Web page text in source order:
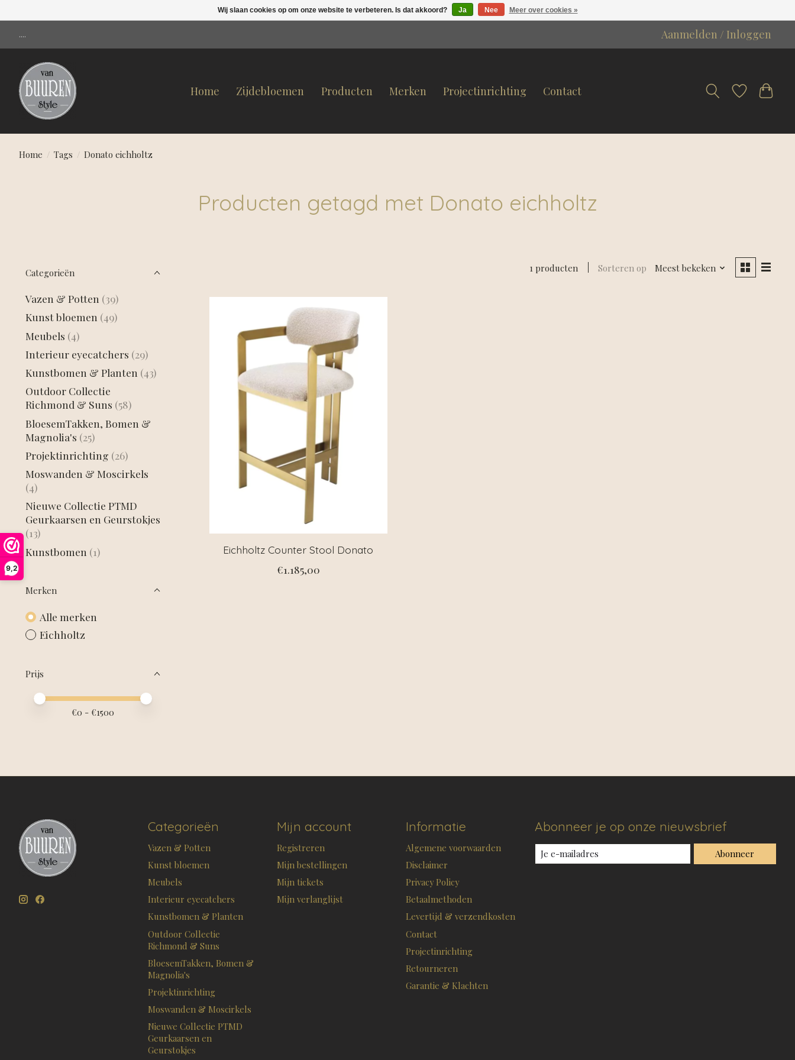
9,2
.... Aanmelden / Inloggen
Home Zijdebloemen Producten Merken Projectinrichting Contact
Home / Tags / Donato eichholtz
Producten getagd met Donato eichholtz
Categorieën
Vazen & Potten (39)
Kunst bloemen (49)
Meubels (4)
Interieur eyecatchers (29)
Kunstbomen & Planten (43)
Outdoor Collectie
Richmond & Suns (58)
BloesemTakken, Bomen &
Magnolia's (25)
Projektinrichting (26)
Moswanden & Moscirkels
(4)
Nieuwe Collectie PTMD
Geurkaarsen en Geurstokjes
(13)
Kunstbomen (1)
Merken
Alle merken
Eichholtz
Prijs
Minimale prijswaarde
Price maximum value
€0 - €1500
1 producten Sorteren op Meest bekeken
Eichholtz Counter Stool Donato
€1.185,00
Categorieën
Vazen & Potten
Kunst bloemen
Meubels
Interieur eyecatchers
Kunstbomen & Planten
Outdoor Collectie
Richmond & Suns
BloesemTakken, Bomen &
Magnolia's
Projektinrichting
Moswanden & Moscirkels
Nieuwe Collectie PTMD
Geurkaarsen en
Geurstokjes
Mijn account
Registreren
Mijn bestellingen
Mijn tickets
Mijn verlanglijst
Informatie
Algemene voorwaarden
Disclaimer
Privacy Policy
Betaalmethoden
Levertijd & verzendkosten
Contact
Projectinrichting
Retourneren
Garantie & Klachten
Abonneer je op onze nieuwsbrief
Abonneer
Wij slaan cookies op om onze website te verbeteren. Is dat akkoord? Ja Nee Meer over cookies »